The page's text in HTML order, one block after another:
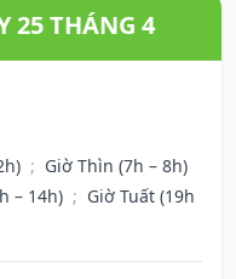
25 THÁNG 4
; Giờ Thìn (7h – 8h)
– 14h) ; Giờ Tuất (19h